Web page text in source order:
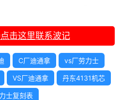
点击这里联系波记
C厂迪通拿 vs厂劳力士
VS厂迪通拿 丹东4131机芯
士复刻表